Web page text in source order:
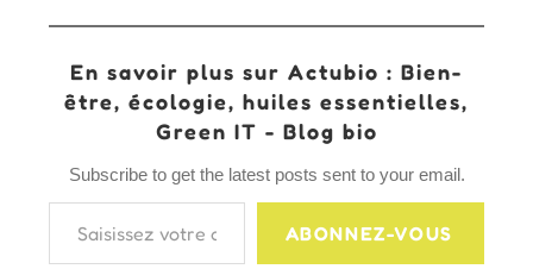
En savoir plus sur Actubio : Bien-
être, écologie, huiles essentielles,
Green IT - Blog bio
Subscribe to get the latest posts sent to your email.
Saisissez votre adresse e-mail…
ABONNEZ-VOUS